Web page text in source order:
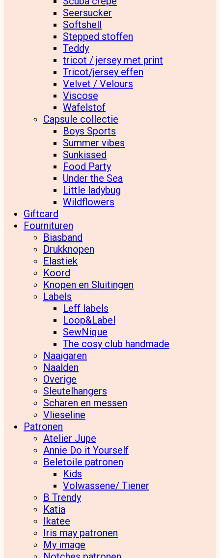
Seersucker
Softshell
Stepped stoffen
Teddy
tricot / jersey met print
Tricot/jersey effen
Velvet / Velours
Viscose
Wafelstof
Capsule collectie
Boys Sports
Summer vibes
Sunkissed
Food Party
Under the Sea
Little ladybug
Wildflowers
Giftcard
Fournituren
Biasband
Drukknopen
Elastiek
Koord
Knopen en Sluitingen
Labels
Leff labels
Loop&Label
SewNique
The cosy club handmade
Naaigaren
Naalden
Overige
Sleutelhangers
Scharen en messen
Vlieseline
Patronen
Atelier Jupe
Annie Do it Yourself
Beletoile patronen
Kids
Volwassene/ Tiener
B Trendy
Katia
Ikatee
Iris may patronen
My image